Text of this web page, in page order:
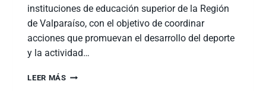
instituciones de educación superior de la Región
de Valparaíso, con el objetivo de coordinar
acciones que promuevan el desarrollo del deporte
y la actividad…
LEER MÁS